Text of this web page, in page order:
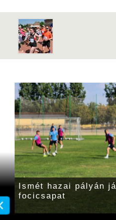
Ismét hazai pályán
focicsapat